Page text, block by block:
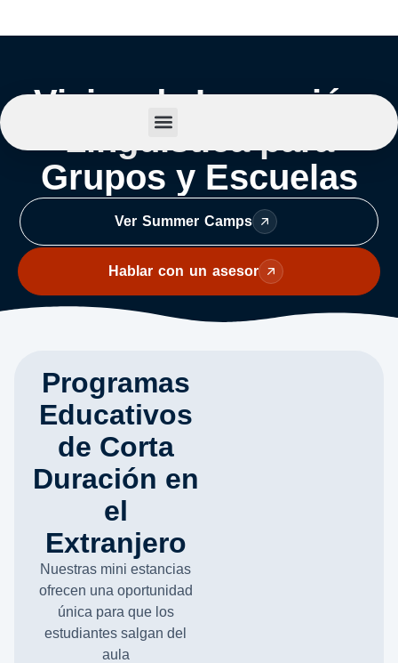
Viajes de Inmersión
Lingüística para
Grupos y Escuelas
Ver Summer Camps
Hablar con un asesor
Programas
Educativos
de Corta
Duración en
el
Extranjero
Nuestras mini estancias
ofrecen una oportunidad
única para que los
estudiantes salgan del
aula